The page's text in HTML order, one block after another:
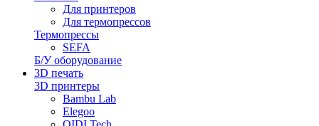
Для принтеров
Для термопрессов
Термопрессы
SEFA
Б/У оборудование
3D печать
3D принтеры
Bambu Lab
Elegoo